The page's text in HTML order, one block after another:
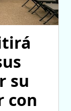
su
con